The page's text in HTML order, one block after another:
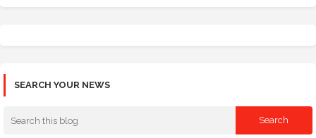
SEARCH YOUR NEWS